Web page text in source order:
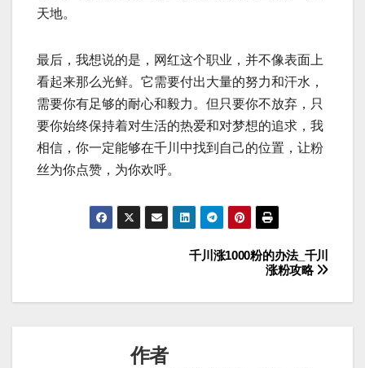
天地。
最后，我想说的是，网红这个职业，并不像表面上
看起来那么光鲜。它需要付出大量的努力和汗水，
需要你有足够的耐心和毅力。但只要你不放弃，只
要你始终保持着对生活的热爱和对梦想的追求，我
相信，你一定能够在千川中找到自己的位置，让粉
丝为你点赞，为你欢呼。
章
千川涨1000粉的办法_千川
涨粉攻略
作者